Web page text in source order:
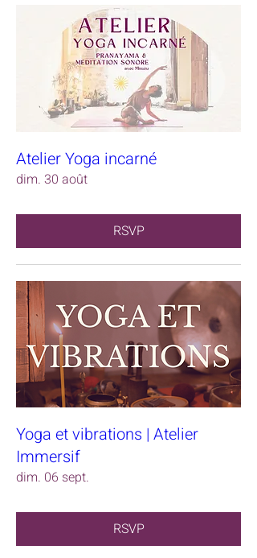
Atelier Yoga incarné
dim. 30 août
RSVP
Yoga et vibrations | Atelier
Immersif
dim. 06 sept.
RSVP